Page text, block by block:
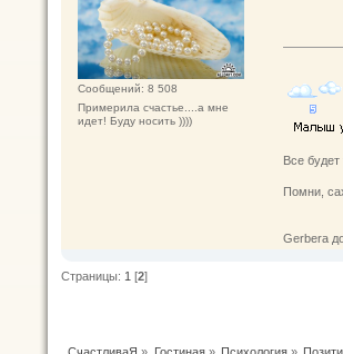
Сообщений: 8 508
Примерила счастье....а мне
идет! Буду носить ))))
Все
Помни,
Gerbera
Страницы: 1 [2]